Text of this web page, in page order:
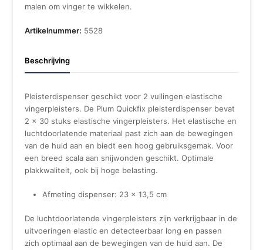
malen om vinger te wikkelen.
Artikelnummer: 5528
Beschrijving
Pleisterdispenser geschikt voor 2 vullingen elastische
vingerpleisters. De Plum Quickfix pleisterdispenser bevat
2 x 30 stuks elastische vingerpleisters. Het elastische en
luchtdoorlatende materiaal past zich aan de bewegingen
van de huid aan en biedt een hoog gebruiksgemak. Voor
een breed scala aan snijwonden geschikt. Optimale
plakkwaliteit, ook bij hoge belasting.
Afmeting dispenser: 23 x 13,5 cm
De luchtdoorlatende vingerpleisters zijn verkrijgbaar in de
uitvoeringen elastic en detecteerbaar long en passen
zich optimaal aan de bewegingen van de huid aan. De